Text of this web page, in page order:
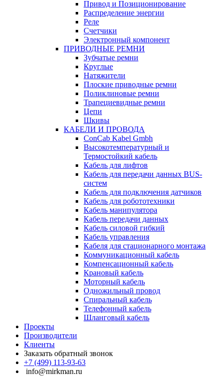
Привод и Позиционирование
Распределение энергии
Реле
Счетчики
Электронный компонент
ПРИВОДНЫЕ РЕМНИ
Зубчатые ремни
Круглые
Натяжители
Плоские приводные ремни
Поликлиновые ремни
Трапециевидные ремни
Цепи
Шкивы
КАБЕЛИ И ПРОВОДА
ConCab Kabel Gmbh
Высокотемпературный и
Термостойкий кабель
Кабель для лифтов
Кабель для передачи данных BUS-
систем
Кабель для подключения датчиков
Кабель для робототехники
Кабель манипулятора
Кабель передачи данных
Кабель силовой гибкий
Кабель управления
Кабеля для стационарного монтажа
Коммуникационный кабель
Компенсационный кабель
Крановый кабель
Моторный кабель
Одножильный провод
Спиральный кабель
Телефонный кабель
Шланговый кабель
Проекты
Производители
Клиенты
Заказать обратный звонок
+7 (499) 113-93-63
info@mirkman.ru